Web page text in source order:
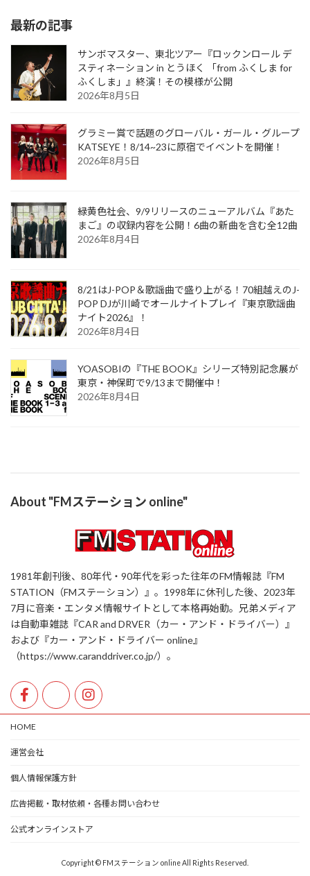
最新の記事
サンボマスター、東北ツアー『ロックンロール デ
スティネーション in とうほく 「from ふくしま for
ふくしま」』終演！その模様が公開
2026年8月5日
グラミー賞で話題のグローバル・ガール・グループ
KATSEYE！8/14~23に原宿でイベントを開催！
2026年8月5日
緑黄色社会、9/9リリースのニューアルバム『あた
まご』の収録内容を公開！6曲の新曲を含む全12曲
2026年8月4日
8/21はJ-POP＆歌謡曲で盛り上がる！70組越えのJ-
POP DJが川崎でオールナイトプレイ『東京歌謡曲
ナイト2026』！
2026年8月4日
YOASOBIの『THE BOOK』シリーズ特別記念展が
東京・神保町で9/13まで開催中！
2026年8月4日
About "FMステーション online"
1981年創刊後、80年代・90年代を彩った往年のFM情報誌『FM
STATION（FMステーション）』。1998年に休刊した後、2023年
7月に音楽・エンタメ情報サイトとして本格再始動。兄弟メディア
は自動車雑誌『CAR and DRVER（カー・アンド・ドライバー）』
および『カー・アンド・ドライバー online』
（https://www.caranddriver.co.jp/）。
HOME
運営会社
個人情報保護方針
広告掲載・取材依頼・各種お問い合わせ
公式オンラインストア
Copyright © FMステーション online All Rights Reserved.